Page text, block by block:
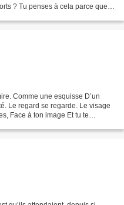
? Tu penses à cela parce que
Comme une esquisse D’un
Le regard se regarde. Le visage
Face à ton image Et tu te